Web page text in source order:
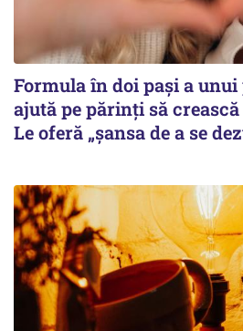
Formula în doi pași a
ajută pe părinți să
Le oferă „șansa de a se